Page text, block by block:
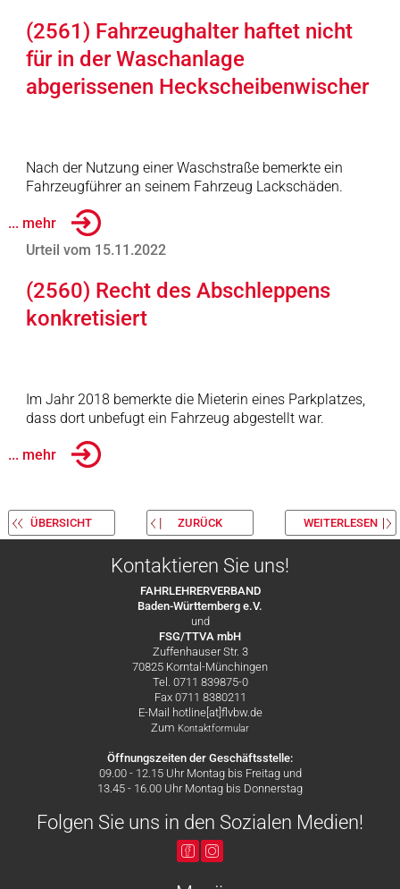
(2561) Fahrzeughalter haftet nicht
für in der Waschanlage
abgerissenen Heckscheibenwischer
Nach der Nutzung einer Waschstraße bemerkte ein
Fahrzeugführer an seinem Fahrzeug Lackschäden.
... mehr
Urteil vom 15.11.2022
(2560) Recht des Abschleppens
konkretisiert
Im Jahr 2018 bemerkte die Mieterin eines Parkplatzes,
dass dort unbefugt ein Fahrzeug abgestellt war.
... mehr
ÜBERSICHT ZURÜCK WEITERLESEN
Kontaktieren Sie uns!
FAHRLEHRERVERBAND
Baden-Württemberg e.V.
und
FSG/TTVA mbH
Zuffenhauser Str. 3
70825 Korntal-Münchingen
Tel. 0711 839875-0
Fax 0711 8380211
E-Mail hotline[at]flvbw.de
Zum Kontaktformular
Öffnungszeiten der Geschäftsstelle:
09.00 - 12.15 Uhr Montag bis Freitag und
13.45 - 16.00 Uhr Montag bis Donnerstag
Folgen Sie uns in den Sozialen Medien!